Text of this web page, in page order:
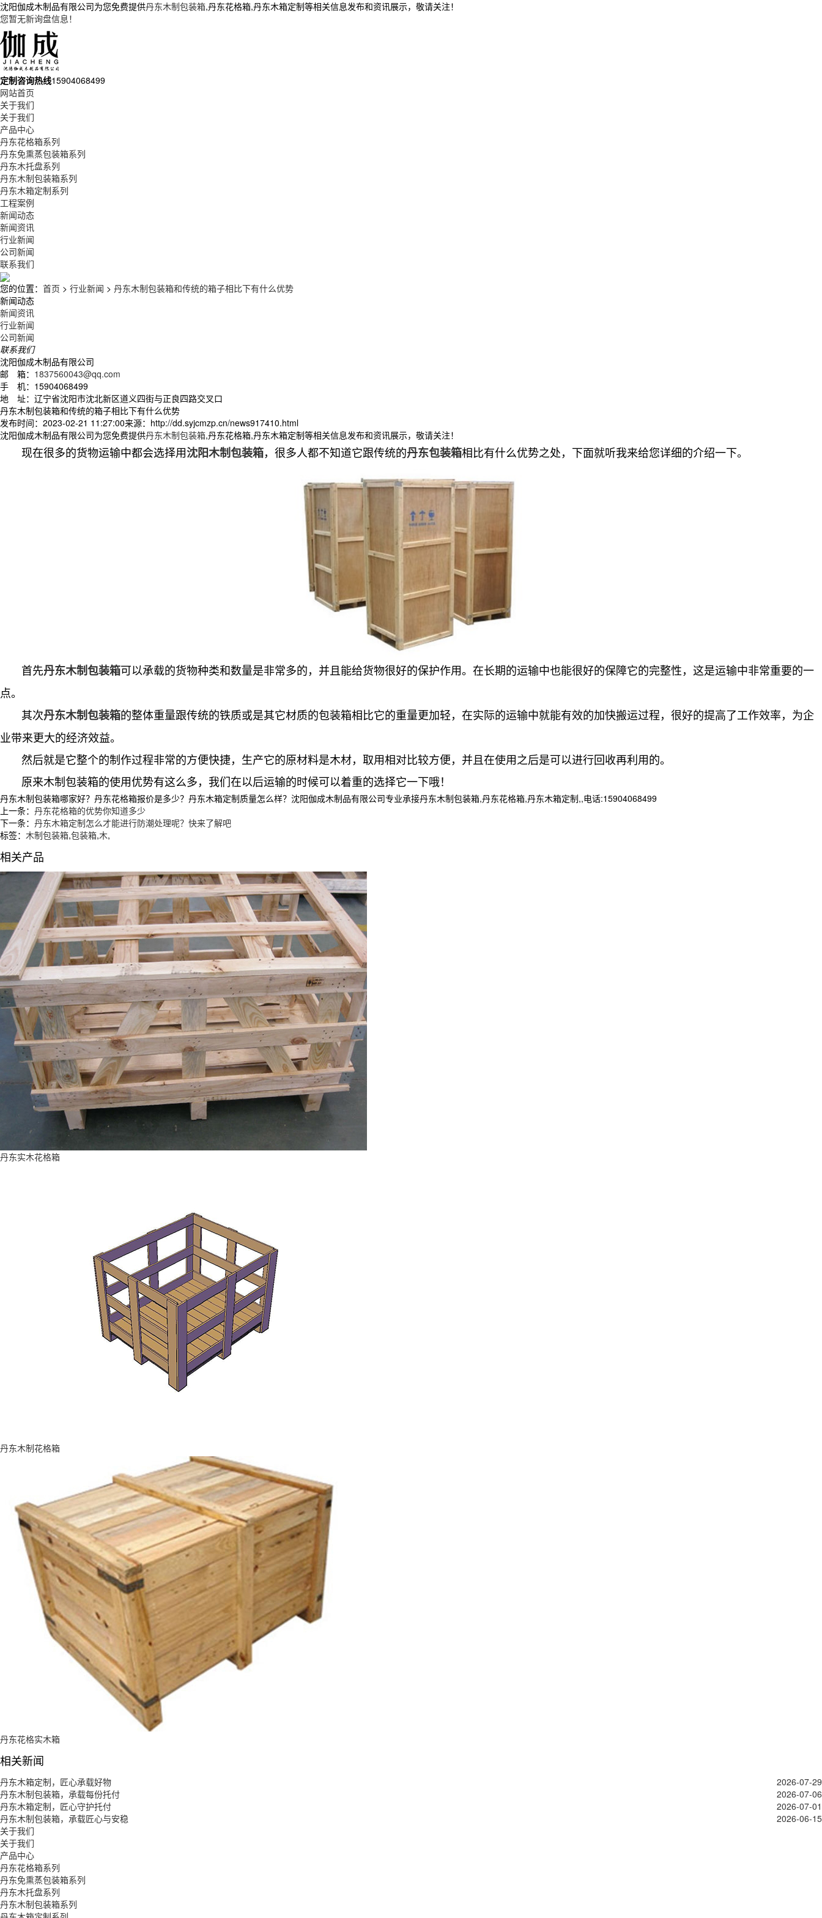
沈阳伽成木制品有限公司为您免费提供丹东木制包装箱,丹东花格箱,丹东木箱定制等相关信息发布和资讯展示，敬请关注！
您暂无新询盘信息！
定制咨询热线15904068499
网站首页
关于我们
关于我们
产品中心
丹东花格箱系列
丹东免熏蒸包装箱系列
丹东木托盘系列
丹东木制包装箱系列
丹东木箱定制系列
工程案例
新闻动态
新闻资讯
行业新闻
公司新闻
联系我们
您的位置： 首页 > 行业新闻 > 丹东木制包装箱和传统的箱子相比下有什么优势
新闻动态
新闻资讯
行业新闻
公司新闻
联系我们
沈阳伽成木制品有限公司
邮 箱： 1837560043@qq.com
手 机：15904068499
地 址：辽宁省沈阳市沈北新区道义四街与正良四路交叉口
丹东木制包装箱和传统的箱子相比下有什么优势
发布时间：2023-02-21 11:27:00来源：http://dd.syjcmzp.cn/news917410.html
沈阳伽成木制品有限公司为您免费提供丹东木制包装箱,丹东花格箱,丹东木箱定制等相关信息发布和资讯展示，敬请关注！
现在很多的货物运输中都会选择用沈阳木制包装箱，很多人都不知道它跟传统的丹东包装箱相比有什么优势之处，下面就听我来给您详细的介绍一下。
首先丹东木制包装箱可以承载的货物种类和数量是非常多的，并且能给货物很好的保护作用。在长期的运输中也能很好的保障它的完整性，这是运输中非常重要的一
点。
其次丹东木制包装箱的整体重量跟传统的铁质或是其它材质的包装箱相比它的重量更加轻，在实际的运输中就能有效的加快搬运过程，很好的提高了工作效率，为企
业带来更大的经济效益。
然后就是它整个的制作过程非常的方便快捷，生产它的原材料是木材，取用相对比较方便，并且在使用之后是可以进行回收再利用的。
原来木制包装箱的使用优势有这么多，我们在以后运输的时候可以着重的选择它一下哦！
丹东木制包装箱哪家好？丹东花格箱报价是多少？丹东木箱定制质量怎么样？沈阳伽成木制品有限公司专业承接丹东木制包装箱,丹东花格箱,丹东木箱定制,,电话:15904068499
上一条： 丹东花格箱的优势你知道多少
下一条： 丹东木箱定制怎么才能进行防潮处理呢？快来了解吧
标签： 木制包装箱,包装箱,木,
相关产品
丹东实木花格箱
丹东木制花格箱
丹东花格实木箱
相关新闻
丹东木箱定制，匠心承载好物
2026-07-29
丹东木制包装箱，承载每份托付
2026-07-06
丹东木箱定制，匠心守护托付
2026-07-01
丹东木制包装箱，承载匠心与安稳
2026-06-15
关于我们
关于我们
产品中心
丹东花格箱系列
丹东免熏蒸包装箱系列
丹东木托盘系列
丹东木制包装箱系列